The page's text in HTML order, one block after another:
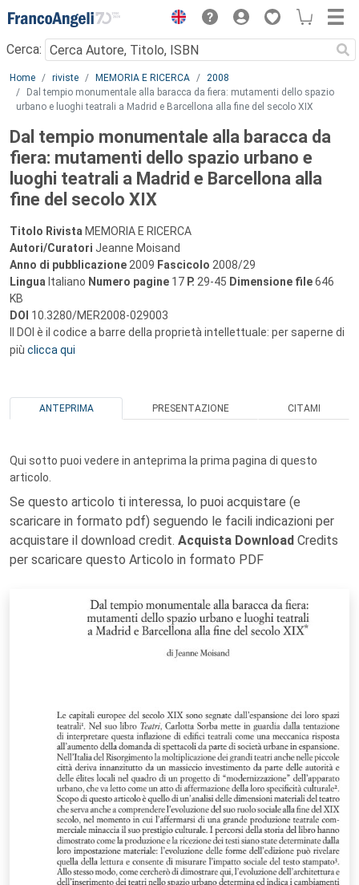
Menu
Cerca:
Main content
Home riviste MEMORIA E RICERCA
2008
Dal tempio monumentale alla baracca da fiera: mutamenti dello spazio
urbano e luoghi teatrali a Madrid e Barcellona alla fine del secolo XIX
Dal tempio monumentale alla baracca da
fiera: mutamenti dello spazio urbano e
luoghi teatrali a Madrid e Barcellona alla
fine del secolo XIX
Titolo Rivista MEMORIA E RICERCA
Autori/Curatori Jeanne Moisand
Anno di pubblicazione 2009 Fascicolo 2008/29
Lingua Italiano Numero pagine 17 P. 29-45 Dimensione file646
KB
DOI 10.3280/MER2008-029003
Il DOI è il codice a barre della proprietà intellettuale: per saperne di
più clicca qui
ANTEPRIMA PRESENTAZIONE CITAMI
Qui sotto puoi vedere in anteprima la prima pagina di questo
articolo.
Se questo articolo ti interessa, lo puoi acquistare (e
scaricare in formato pdf) seguendo le facili indicazioni per
acquistare il download credit. Acquista Download Credits
per scaricare questo Articolo in formato PDF